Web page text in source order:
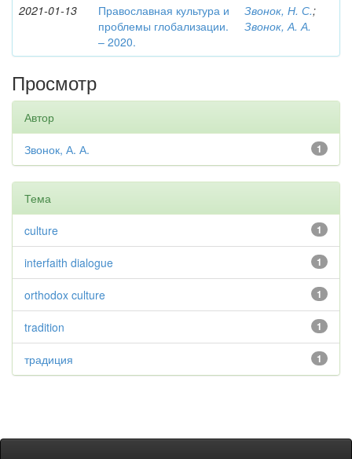
2021-01-13
Православная культура и
проблемы глобализации.
– 2020.
Звонок, Н. С.;
Звонок, А. А.
Просмотр
Автор
1
Звонок, А. А.
Тема
1
culture
1
interfaith dialogue
1
orthodox culture
1
tradition
1
традиция